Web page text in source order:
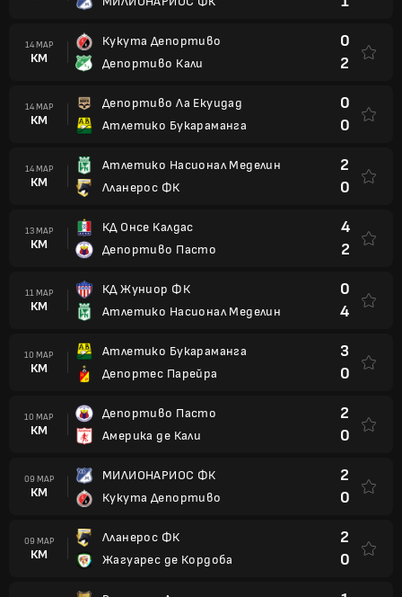
14 МАР
КМ
Кукута Депортиво
Депортиво Кали
0
2
14 МАР
КМ
Депортиво Ла Екуидад
Атлетико Букараманга
0
0
14 МАР
КМ
Атлетико Насионал Меделин
Лланерос ФК
2
0
13 МАР
КМ
КД Онсе Калдас
Депортиво Пасто
4
2
11 МАР
КМ
КД Жуниор ФК
Атлетико Насионал Меделин
0
4
10 МАР
КМ
Атлетико Букараманга
Депортес Парейра
3
0
10 МАР
КМ
Депортиво Пасто
Америка де Кали
2
0
09 МАР
КМ
МИЛИОНАРИОС ФК
Кукута Депортиво
2
0
09 МАР
КМ
Лланерос ФК
Жагуарес де Кордоба
2
0